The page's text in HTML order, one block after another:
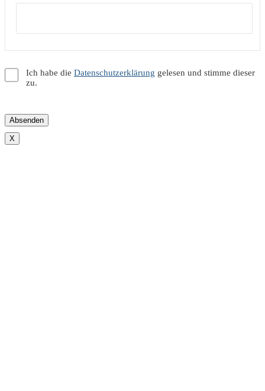
Ich habe die Datenschutzerklärung gelesen und stimme dieser
zu.
X